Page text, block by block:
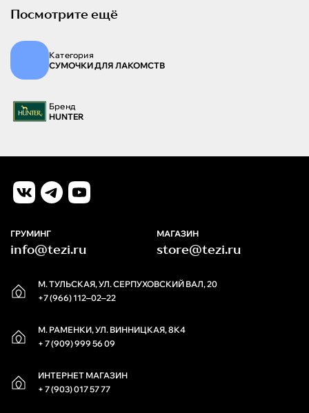
Посмотрите ещё
Категория
СУМОЧКИ ДЛЯ ЛАКОМСТВ
Бренд
HUNTER
М. ТУЛЬСКАЯ, УЛ. СЕРПУХОВСКИЙ ВАЛ, 20
+7 (966) 112‒02‒22
М. РАМЕНКИ, УЛ. ВИННИЦКАЯ, 8К4
+ 7 (909) 999 56 09
ИНТЕРНЕТ МАГАЗИН
+ 7 (903) 017 57 77
ГРУМИНГ
info@tezi.ru
МАГАЗИН
store@tezi.ru